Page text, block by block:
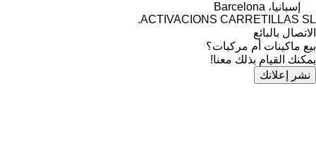
إسبانيا، Barcelona
ACTIVACIONS CARRETILLAS SL.
الاتصال بالبائع
بيع ماكينات أم مركبات؟
يمكنك القيام بذلك معنا!
نشر إعلانك